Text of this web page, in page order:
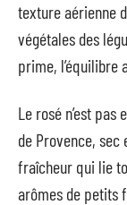
texture aérienne
végétales des
prime, l’équilibre
Le rosé n’est pas
de Provence,
fraîcheur qui lie
arômes de petits